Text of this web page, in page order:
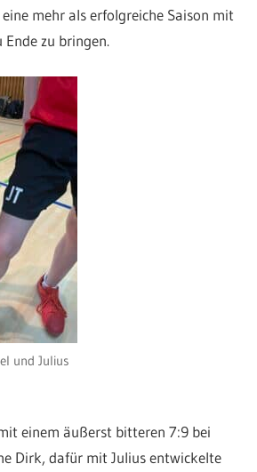
mehr als erfolgreiche Saison mit
Ende zu bringen.
und Julius
einem äußerst bitteren 7:9 bei
Dirk, dafür mit Julius entwickelte